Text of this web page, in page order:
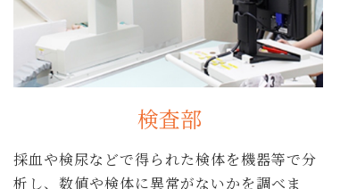
検査部
採血や検尿などで得られた検体を機器等で分
析し、数値や検体に異常がないかを調べま